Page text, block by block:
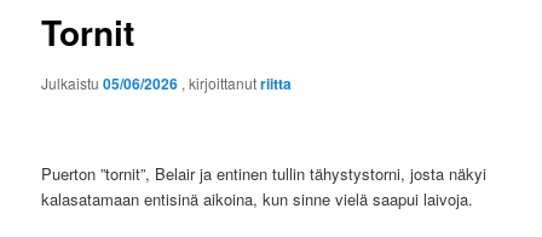
Tornit
Julkaistu05/06/2026 , kirjoittanutriitta
Puerton ”tornit”, Belair ja entinen tullin tähystystorni, josta näkyi
kalasatamaan entisinä aikoina, kun sinne vielä saapui laivoja.